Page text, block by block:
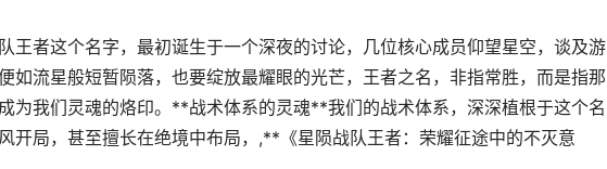
王者这个名字，最初诞生于一个深夜的讨论，几位核心成员仰望星空，谈及游
如流星般短暂陨落，也要绽放最耀眼的光芒，王者之名，非指常胜，而是指那
为我们灵魂的烙印。**战术体系的灵魂**我们的战术体系，深深植根于这个名
开局，甚至擅长在绝境中布局，,**《星陨战队王者：荣耀征途中的不灭意